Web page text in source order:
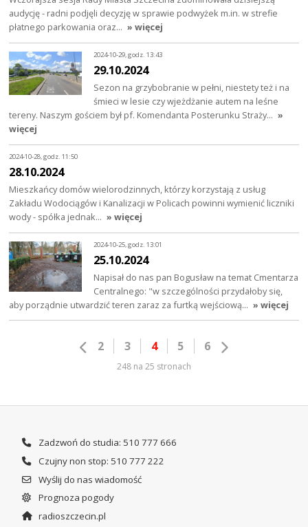
audycję - radni podjęli decyzję w sprawie podwyżek m.in. w strefie
płatnego parkowania oraz… » więcej
2024-10-29, godz. 13:43
29.10.2024
Sezon na grzybobranie w pełni, niestety też i na
śmieci w lesie czy wjeżdżanie autem na leśne
tereny. Naszym gościem był pf. Komendanta Posterunku Straży… »
więcej
2024-10-28, godz. 11:50
28.10.2024
Mieszkańcy domów wielorodzinnych, którzy korzystają z usług
Zakładu Wodociągów i Kanalizacji w Policach powinni wymienić liczniki
wody - spółka jednak… » więcej
2024-10-25, godz. 13:01
25.10.2024
Napisał do nas pan Bogusław na temat Cmentarza
Centralnego: "w szczególności przydałoby się,
aby porządnie utwardzić teren zaraz za furtką wejściową… » więcej
2 3 4 5 6
248 na 25 stronach
Zadzwoń do studia: 510 777 666
Czujny non stop: 510 777 222
Wyślij do nas wiadomość
Prognoza pogody
radioszczecin.pl